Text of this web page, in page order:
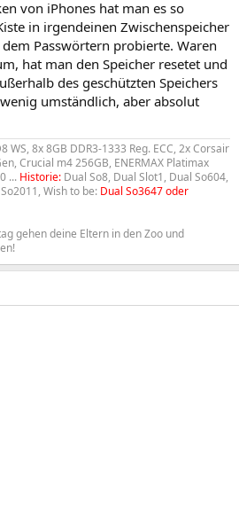
von iPhones hat man es so
in irgendeinen Zwischenspeicher
Passwörtern probierte. Waren
hat man den Speicher resetet und
des geschützten Speichers
umständlich, aber absolut
WS, 8x 8GB DDR3-1333 Reg. ECC, 2x Corsair
Crucial m4 256GB, ENERMAX Platimax
... Historie: Dual So8, Dual Slot1, Dual So604,
Wish to be: Dual So3647 oder
gehen deine Eltern in den Zoo und